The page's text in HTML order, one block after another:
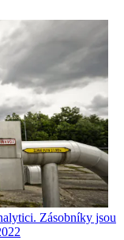
Zásobníky jsou